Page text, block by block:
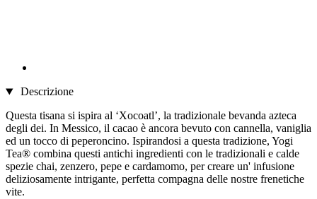
Descrizione
Questa tisana si ispira al ‘Xocoatl’, la tradizionale bevanda azteca
degli dei. In Messico, il cacao è ancora bevuto con cannella, vaniglia
ed un tocco di peperoncino. Ispirandosi a questa tradizione, Yogi
Tea® combina questi antichi ingredienti con le tradizionali e calde
spezie chai, zenzero, pepe e cardamomo, per creare un' infusione
deliziosamente intrigante, perfetta compagna delle nostre frenetiche
vite.